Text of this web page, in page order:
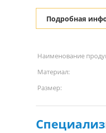
Подробная
Наименование
Материал:
Размер: